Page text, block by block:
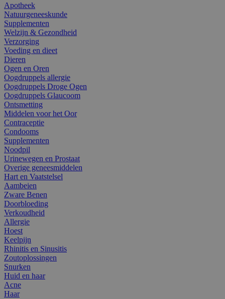
Apotheek
Natuurgeneeskunde
Supplementen
Welzijn & Gezondheid
Verzorging
Voeding en dieet
Dieren
Ogen en Oren
Oogdruppels allergie
Oogdruppels Droge Ogen
Oogdruppels Glaucoom
Ontsmetting
Middelen voor het Oor
Contraceptie
Condooms
Supplementen
Noodpil
Urinewegen en Prostaat
Overige geneesmiddelen
Hart en Vaatstelsel
Aambeien
Zware Benen
Doorbloeding
Verkoudheid
Allergie
Hoest
Keelpijn
Rhinitis en Sinusitis
Zoutoplossingen
Snurken
Huid en haar
Acne
Haar